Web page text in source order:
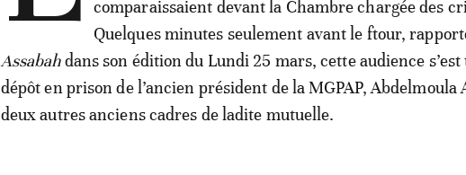
comparaissaient devant la Chambre chargée des
Quelques minutes seulement avant le ftour,
Assabahdans son édition du Lundi 25 mars, cette audience
dépôt en prison de l’ancien président de la MGPAP,
deux autres anciens cadres de ladite mutuelle.